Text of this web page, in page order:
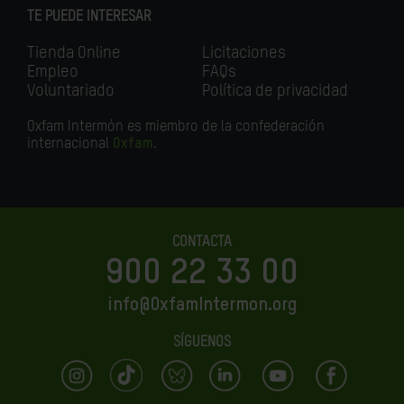
TE PUEDE INTERESAR
Tienda Online
Empleo
Voluntariado
Licitaciones
FAQs
Política de privacidad
Oxfam Intermón es miembro de la confederación
internacional Oxfam.
CONTACTA
900 22 33 00
info@OxfamIntermon.org
SÍGUENOS